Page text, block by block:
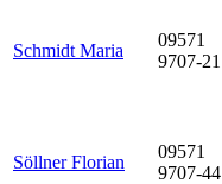
Schmidt Maria
09571
9707-21
Söllner Florian
09571
9707-44